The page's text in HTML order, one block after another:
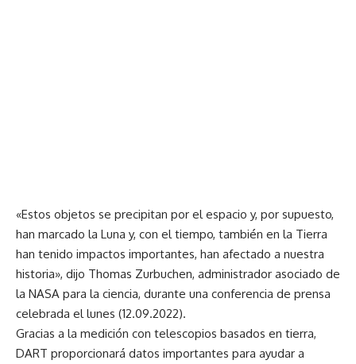
«Estos objetos se precipitan por el espacio y, por supuesto,
han marcado la Luna y, con el tiempo, también en la Tierra
han tenido impactos importantes, han afectado a nuestra
historia», dijo Thomas Zurbuchen, administrador asociado de
la NASA para la ciencia, durante una conferencia de prensa
celebrada el lunes (12.09.2022).
Gracias a la medición con telescopios basados en tierra,
DART proporcionará datos importantes para ayudar a